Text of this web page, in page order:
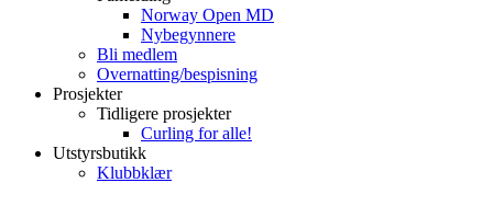
Norway Open MD
Nybegynnere
Bli medlem
Overnatting/bespisning
Prosjekter
Tidligere prosjekter
Curling for alle!
Utstyrsbutikk
Klubbklær